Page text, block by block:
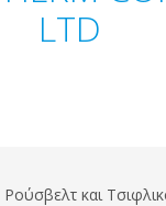
LTD
και